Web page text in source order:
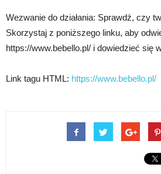
Wezwanie do działania: Sprawdź, czy
Skorzystaj z poniższego linku, aby
https://www.bebello.pl/ i dowiedzieć się
Link tagu HTML: https://www.bebello.pl/